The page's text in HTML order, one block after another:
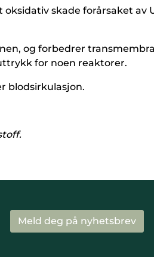
skade forårsaket av
og forbedrer
for noen reaktorer.
blodsirkulasjon.
Meld deg på nyhetsbrev